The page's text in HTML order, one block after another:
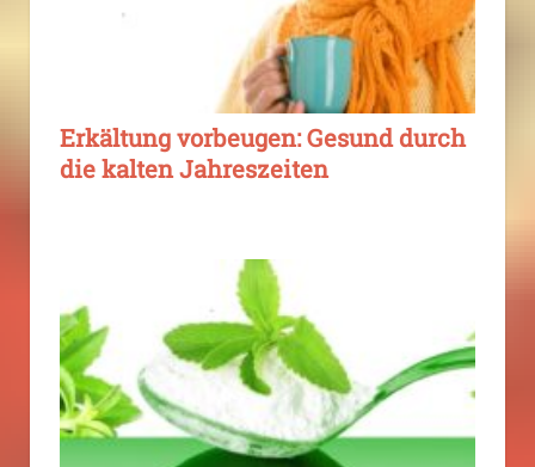
Erkältung vorbeugen: Gesund durch
die kalten Jahreszeiten